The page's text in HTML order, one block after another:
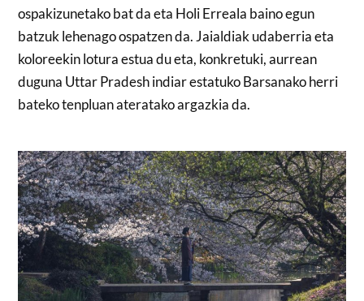
ospakizunetako bat da eta Holi Erreala baino egun
batzuk lehenago ospatzen da. Jaialdiak udaberria eta
koloreekin lotura estua du eta, konkretuki, aurrean
duguna Uttar Pradesh indiar estatuko Barsanako herri
bateko tenpluan ateratako argazkia da.